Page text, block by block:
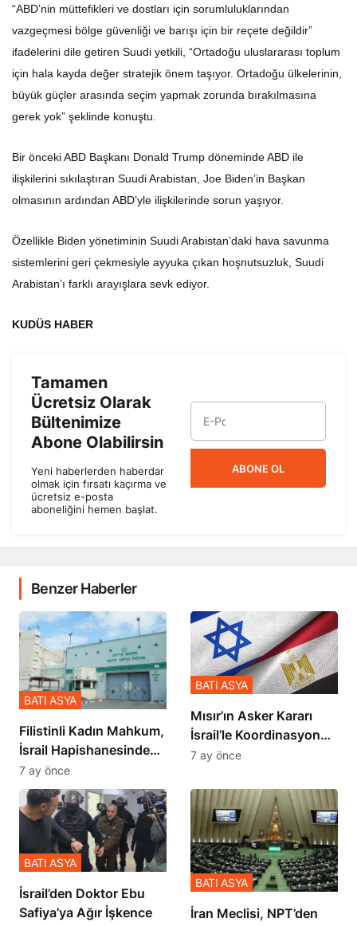
“ABD’nin müttefikleri ve dostları için sorumluluklarından
vazgeçmesi bölge güvenliği ve barışı için bir reçete değildir”
ifadelerini dile getiren Suudi yetkili, “Ortadoğu uluslararası toplum
için hala kayda değer stratejik önem taşıyor. Ortadoğu ülkelerinin,
büyük güçler arasında seçim yapmak zorunda bırakılmasına
gerek yok” şeklinde konuştu.
Bir önceki ABD Başkanı Donald Trump döneminde ABD ile
ilişkilerini sıkılaştıran Suudi Arabistan, Joe Biden’in Başkan
olmasının ardından ABD’yle ilişkilerinde sorun yaşıyor.
Özellikle Biden yönetiminin Suudi Arabistan’daki hava savunma
sistemlerini geri çekmesiyle ayyuka çıkan hoşnutsuzluk, Suudi
Arabistan’ı farklı arayışlara sevk ediyor.
KUDÜS HABER
Tamamen
Ücretsiz Olarak
Bültenimize
Abone Olabilirsin
Yeni haberlerden haberdar
olmak için fırsatı kaçırma ve
ücretsiz e-posta
aboneliğini hemen başlat.
ABONE OL
Benzer Haberler
Filistinli Kadın Mahkum,
İsrail Hapishanesindeki
Zulmü Anlattı
BATI ASYA
7 ay önce
Mısır’ın Asker Kararı
İsrail’le Koordinasyon
İçinde Gerçekleşmiş
BATI ASYA
7 ay önce
İsrail’den Doktor Ebu
Safiya’ya Ağır İşkence
BATI ASYA
İran Meclisi, NPT’den
BATI ASYA